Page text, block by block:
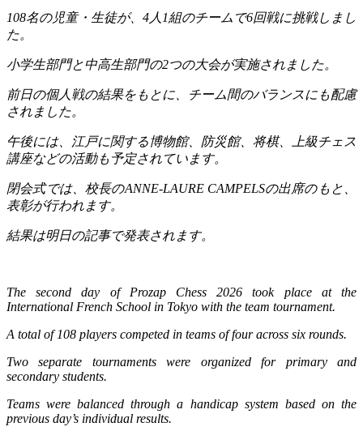
108名の児童・生徒が、 4 人 1組のチームで6回戦に挑戦しまし
た。
小学生部門と中高生部門の2つの大会が実施されました。
前日の個人戦の結果をもとに、チーム間のバランスにも配慮
されました。
午後には、江戸に関する博物館、防災館、将棋、上級チェス
講座などの活動も予定されています。
閉会式では、校長のANNE-LAURE CAMPELSの出席のもと、
表彰が行われます。
結果は明日の記事で発表されます。
The second day of Prozap Chess 2026 took place at the
International French School in Tokyo with the team tournament.
A total of 108 players competed in teams of four across six rounds.
Two separate tournaments were organized for primary and
secondary students.
Teams were balanced through a handicap system based on the
previous day’s individual results.